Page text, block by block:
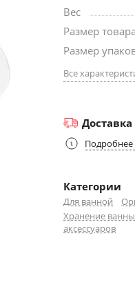
Вес
Размер товара
Размер
Все
Доставка
Подробнее
Категории
Для ванной
Хранение
аксессуаров